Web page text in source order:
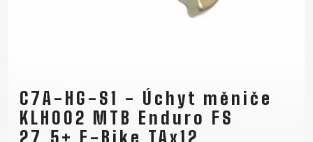
C7A-HG-S1 - Úchyt měniče
KLH002 MTB Enduro FS
27,5+ E-Bike TAx12